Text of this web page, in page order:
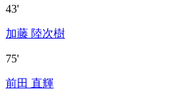
43'
加藤 陸次樹
75'
前田 直輝